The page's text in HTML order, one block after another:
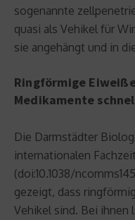
sogenannte
quasi als Vehikel für
sie angehängt und in
Ringförmige
Medikamente
Die Darmstädter
internationalen
(doi:10.1038/
gezeigt, dass
Vehikel sind. Bei ihnen